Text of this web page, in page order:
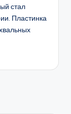
стал
Пластинка